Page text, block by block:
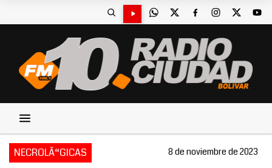
NECROLÃ“GICAS 8 de noviembre de 2023